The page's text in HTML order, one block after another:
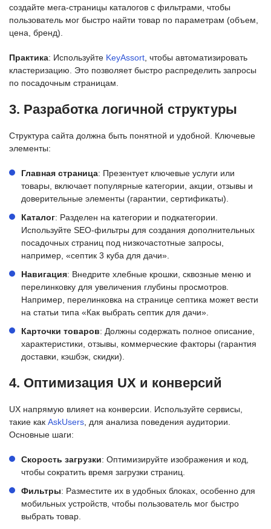
создайте мега-страницы каталогов с фильтрами, чтобы
пользователь мог быстро найти товар по параметрам (объем,
цена, бренд).
Практика: Используйте KeyAssort , чтобы автоматизировать
кластеризацию. Это позволяет быстро распределить запросы
по посадочным страницам.
3. Разработка логичной структуры
Структура сайта должна быть понятной и удобной. Ключевые
элементы:
Главная страница: Презентует ключевые услуги или
товары, включает популярные категории, акции, отзывы и
доверительные элементы (гарантии, сертификаты).
Каталог: Разделен на категории и подкатегории.
Используйте SEO-фильтры для создания дополнительных
посадочных страниц под низкочастотные запросы,
например, «септик 3 куба для дачи».
Навигация: Внедрите хлебные крошки, сквозные меню и
перелинковку для увеличения глубины просмотров.
Например, перелинковка на странице септика может вести
на статьи типа «Как выбрать септик для дачи».
Карточки товаров: Должны содержать полное описание,
характеристики, отзывы, коммерческие факторы (гарантия
доставки, кэшбэк, скидки).
4. Оптимизация UX и конверсий
UX напрямую влияет на конверсии. Используйте сервисы,
такие как AskUsers , для анализа поведения аудитории.
Основные шаги:
Скорость загрузки: Оптимизируйте изображения и код,
чтобы сократить время загрузки страниц.
Фильтры: Разместите их в удобных блоках, особенно для
мобильных устройств, чтобы пользователь мог быстро
выбрать товар.